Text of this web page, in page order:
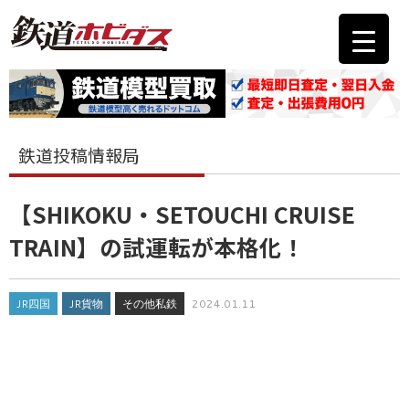
鉄道投稿情報局
【SHIKOKU・SETOUCHI CRUISE
TRAIN】の試運転が本格化！
JR四国 JR貨物 その他私鉄 2024.01.11